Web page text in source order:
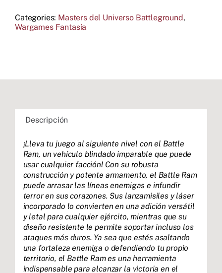
Men™
Faction
Categories: Masters del Universo Battleground,
Wargames Fantasía
Descripción
¡Lleva tu juego al siguiente nivel con el Battle
Ram, un vehículo blindado imparable que puede
usar cualquier facción! Con su robusta
construcción y potente armamento, el Battle Ram
puede arrasar las líneas enemigas e infundir
terror en sus corazones. Sus lanzamisiles y láser
incorporado lo convierten en una adición versátil
y letal para cualquier ejército, mientras que su
diseño resistente le permite soportar incluso los
ataques más duros. Ya sea que estés asaltando
una fortaleza enemiga o defendiendo tu propio
territorio, el Battle Ram es una herramienta
indispensable para alcanzar la victoria en el